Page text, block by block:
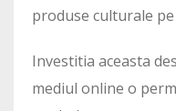
produse culturale
Investitia aceasta
mediul online o